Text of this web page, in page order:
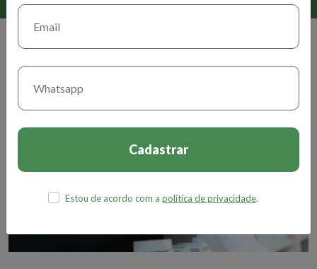
Cadastrar
Estou de acordo com a política de privacidade.